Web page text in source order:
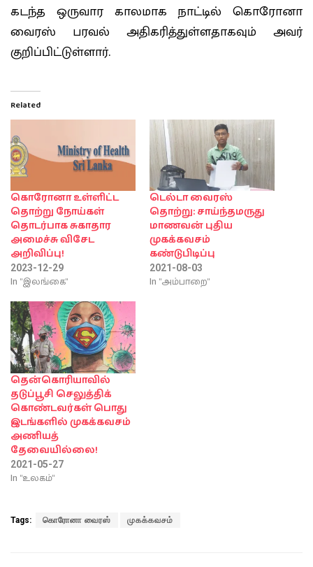
கடந்த ஒருவார காலமாக நாட்டில் கொரோனா
வைரஸ் பரவல் அதிகரித்துள்ளதாகவும் அவர்
குறிப்பிட்டுள்ளார்.
Related
கொரோனா உள்ளிட்ட
தொற்று நோய்கள்
தொடர்பாக சுகாதார
அமைச்சு விசேட
அறிவிப்பு!
2023-12-29
In "இலங்கை"
டெல்டா வைரஸ்
தொற்று: சாய்ந்தமருது
மாணவன் புதிய
முகக்கவசம்
கண்டுபிடிப்பு
2021-08-03
In "அம்பாறை"
தென்கொரியாவில்
தடுப்பூசி செலுத்திக்
கொண்டவர்கள் பொது
இடங்களில் முகக்கவசம்
அணியத்
தேவையில்லை!
2021-05-27
In "உலகம்"
Tags: கொரோனா வைரஸ் முகக்கவசம்